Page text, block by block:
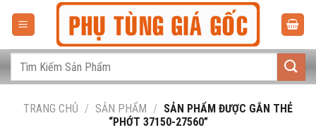
dungTìm
TRANG CHỦ / SẢN PHẨM / SẢN PHẨM ĐƯỢC GẮN THẺ
“PHỚT 37150-27560”